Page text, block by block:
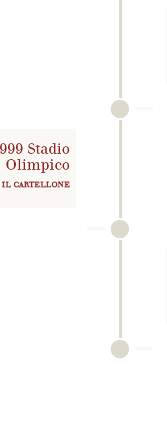
Stadio
Olimpico
CARTELLONE